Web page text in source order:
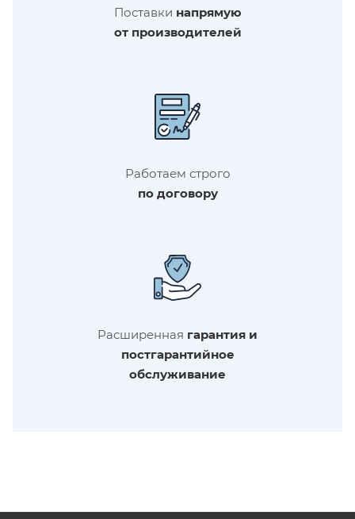
Поставки напрямую
от производителей
Работаем строго
по договору
Расширенная гарантия и
постгарантийное
обслуживание